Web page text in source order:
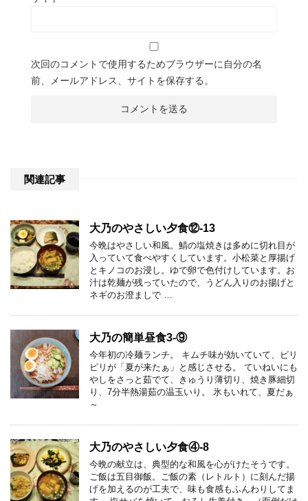
次回のコメントで使用するためブラウザーに自分の名
前、メールアドレス、サイトを保存する。
関連記事
大乃のやさしい夕食⑫-13
今晩はやさしい和風。鯖の塩焼きは多めに切れ目が
入っていて食べやすくしています。小松菜と厚揚げ
とキノコのお浸し。ゆで卵で色付けしています。お
汁は乾麺が残っていたので、うどん入りのお揚げと
ネギのお澄ましで …
大乃の簡単昼食3-⑨
今年初の冷麺ランチ。 キムチ味が効いていて、ピリ
ピリが「夏が来たぁ」と感じさせる。 ていねいにも
やしをさっと茹でて、きゅうり薄切り、焼き豚細切
り、7分半熱湯茹の温玉いり。 氷もいれて、夏だぁ
～
大乃のやさしい夕食④-8
今晩の献立は、典型的な和風を心がけたそうです。
ご飯は五目御飯。ご飯の素（レトルト）に刻んだ揚
げを加えるのが工夫で、味も食感もふんわりしてま